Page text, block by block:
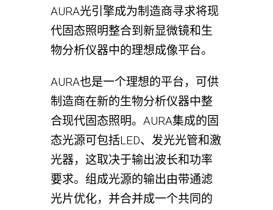
AURA光引擎成为制造商寻求将现
代固态照明整合到新显微镜和生
物分析仪器中的理想成像平台。
AURA也是一个理想的平台，可供
制造商在新的生物分析仪器中整
合现代固态照明。AURA集成的固
态光源可包括LED、发光光管和激
光器，这取决于输出波长和功率
要求。组成光源的输出由带通滤
光片优化，并合并成一个共同的